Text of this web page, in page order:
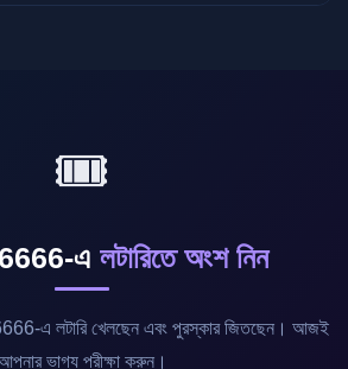
🎟️
এ লটারিতে অংশ নিন
এ লটারি খেলছেন এবং পুরস্কার জিতছেন। আজই
ভাগ্য পরীক্ষা করুন।